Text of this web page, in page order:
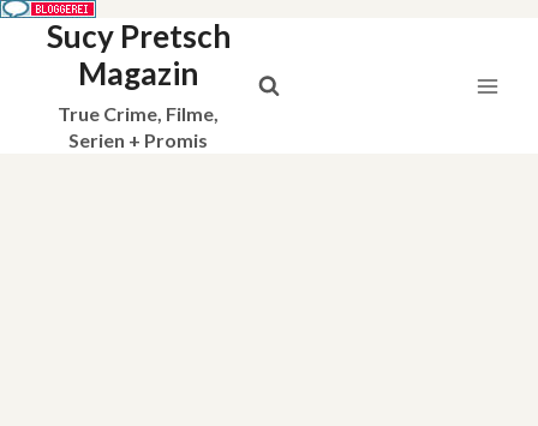
Sucy Pretsch
Magazin
True Crime, Filme,
Serien + Promis